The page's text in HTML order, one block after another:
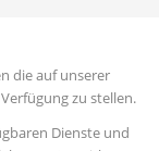
die auf unserer
zu stellen.
Dienste und